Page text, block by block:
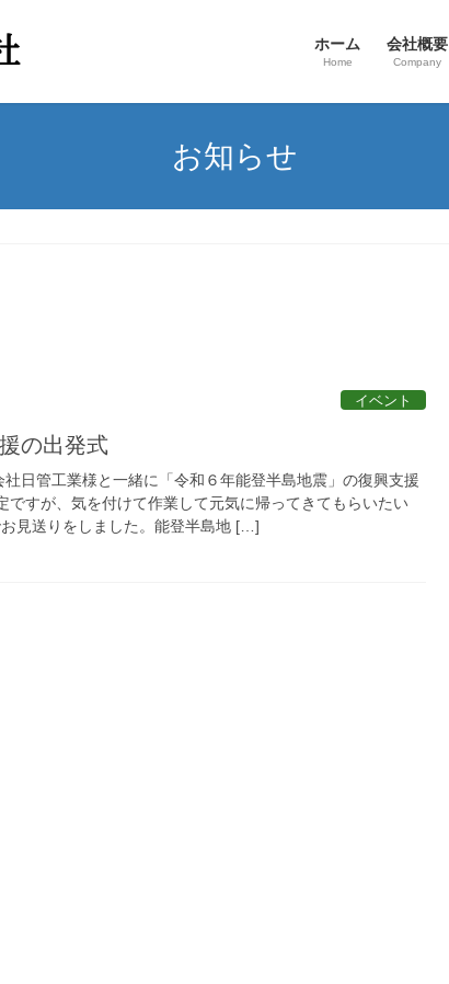
ホーム
Home
会社概要
Company
お知らせ
イベント
の出発式
日管工業様と一緒に「令和６年能登半島地震」の復興支援
ですが、気を付けて作業して元気に帰ってきてもらいたい
見送りをしました。能登半島地 […]